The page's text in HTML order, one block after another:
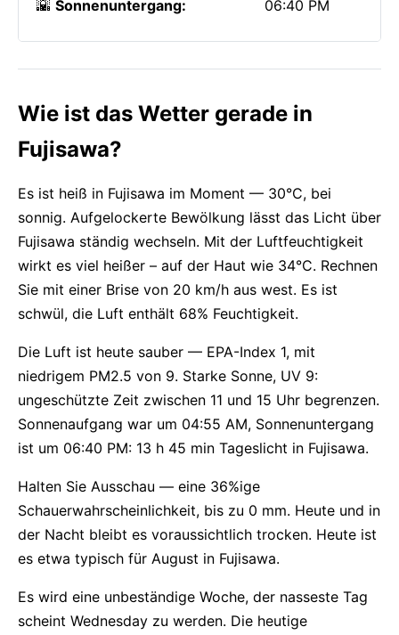
🌇 Sonnenuntergang: 06:40 PM
Wie ist das Wetter gerade in
Fujisawa?
Es ist heiß in Fujisawa im Moment — 30°C, bei
sonnig. Aufgelockerte Bewölkung lässt das Licht über
Fujisawa ständig wechseln. Mit der Luftfeuchtigkeit
wirkt es viel heißer – auf der Haut wie 34°C. Rechnen
Sie mit einer Brise von 20 km/h aus west. Es ist
schwül, die Luft enthält 68% Feuchtigkeit.
Die Luft ist heute sauber — EPA-Index 1, mit
niedrigem PM2.5 von 9. Starke Sonne, UV 9:
ungeschützte Zeit zwischen 11 und 15 Uhr begrenzen.
Sonnenaufgang war um 04:55 AM, Sonnenuntergang
ist um 06:40 PM: 13 h 45 min Tageslicht in Fujisawa.
Halten Sie Ausschau — eine 36%ige
Schauerwahrscheinlichkeit, bis zu 0 mm. Heute und in
der Nacht bleibt es voraussichtlich trocken. Heute ist
es etwa typisch für August in Fujisawa.
Es wird eine unbeständige Woche, der nasseste Tag
scheint Wednesday zu werden. Die heutige